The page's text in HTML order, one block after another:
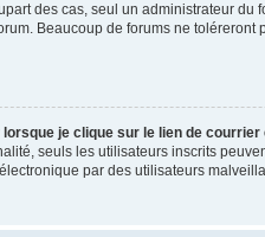
des cas, seul un administrateur
Beaucoup de forums ne
je clique sur le lien de
seuls les utilisateurs inscrits
par des utilisateurs